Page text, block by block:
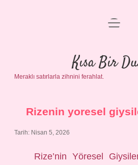
Anasayfa
Gizlilik
Yasal Uyarı
menüyü
Kısa Bir
Meraklı satırlarla zihnini ferahlat.
Rizenin yoresel
Tarih: Nisan 5, 2026
Rize’nin Yöresel